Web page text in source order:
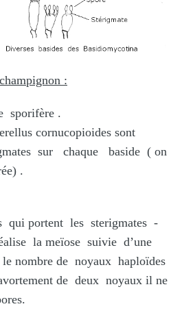
:
sporifère .
cornucopioides sont
sur chaque baside ( on
.
qui portent les sterigmates -
la meïose suivie d’une
le nombre de noyaux haploïdes
de deux noyaux il ne